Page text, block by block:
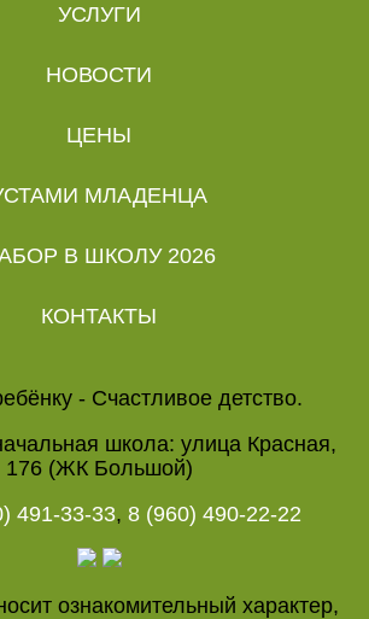
УСЛУГИ
НОВОСТИ
ЦЕНЫ
МЛАДЕНЦА
В ШКОЛУ 2026
КОНТАКТЫ
- Счастливое детство.
школа: улица Красная,
176 (ЖК Большой)
491-33-33, 8 (960) 490-22-22
ознакомительный характер,